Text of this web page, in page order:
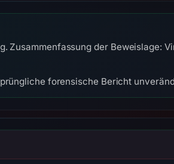
der Beweislage:
forensische Bericht